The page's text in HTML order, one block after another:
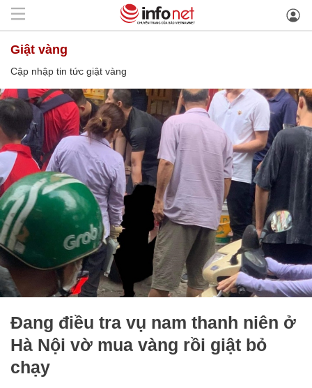
giật vàng
Cập nhập tin tức giật vàng
Đang điều tra vụ nam thanh niên ở
Hà Nội vờ mua vàng rồi giật bỏ
chạy